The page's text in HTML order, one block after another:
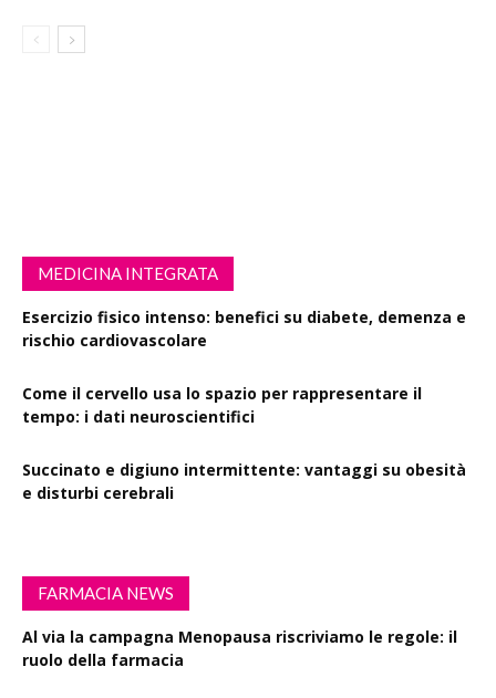
MEDICINA INTEGRATA
Esercizio fisico intenso: benefici su diabete, demenza e
rischio cardiovascolare
Come il cervello usa lo spazio per rappresentare il
tempo: i dati neuroscientifici
Succinato e digiuno intermittente: vantaggi su obesità
e disturbi cerebrali
FARMACIA NEWS
Al via la campagna Menopausa riscriviamo le regole: il
ruolo della farmacia